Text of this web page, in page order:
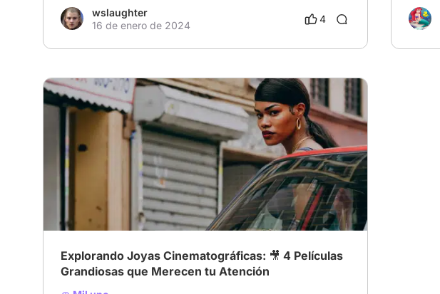
wslaughter
16 de enero de 2024
4
# Familia
Explorando Joyas Cinematográficas: 🎥 4 Películas
Grandiosas que Merecen tu Atención